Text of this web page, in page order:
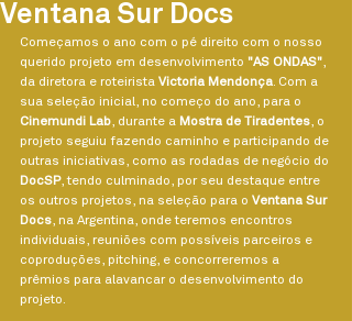
Ventana Sur Docs
Começamos o ano com o pé direito com o nosso
querido projeto em desenvolvimento "AS ONDAS",
da diretora e roteirista Victoria Mendonça. Com a
sua seleção inicial, no começo do ano, para o
Cinemundi Lab, durante a Mostra de Tiradentes, o
projeto seguiu fazendo caminho e participando de
outras iniciativas, como as rodadas de negócio do
DocSP, tendo culminado, por seu destaque entre
os outros projetos, na seleção para o Ventana Sur
Docs, na Argentina, onde teremos encontros
individuais, reuniões com possíveis parceiros e
coproduções, pitching, e concorreremos a
prêmios para alavancar o desenvolvimento do
projeto.